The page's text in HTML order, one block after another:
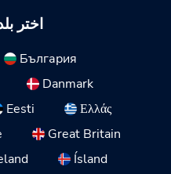
اختر
България
Danmark
Eesti
Ελλάς
Great Britain
Ísland